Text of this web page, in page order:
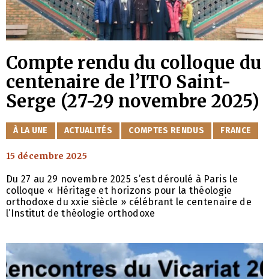
Compte rendu du colloque du
centenaire de l’ITO Saint-
Serge (27-29 novembre 2025)
CATÉGORIES
À LA UNE ACTUALITÉS COMPTES RENDUS FRANCE
15 décembre 2025
Du 27 au 29 novembre 2025 s’est déroulé à Paris le
colloque « Héritage et horizons pour la théologie
orthodoxe du xxie siècle » célébrant le centenaire de
l’Institut de théologie orthodoxe